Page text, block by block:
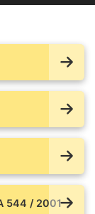
544 / 2001